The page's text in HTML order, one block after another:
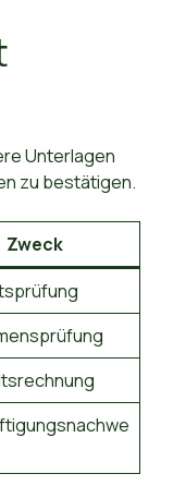
Unterlagen
zu bestätigen.
Zweck